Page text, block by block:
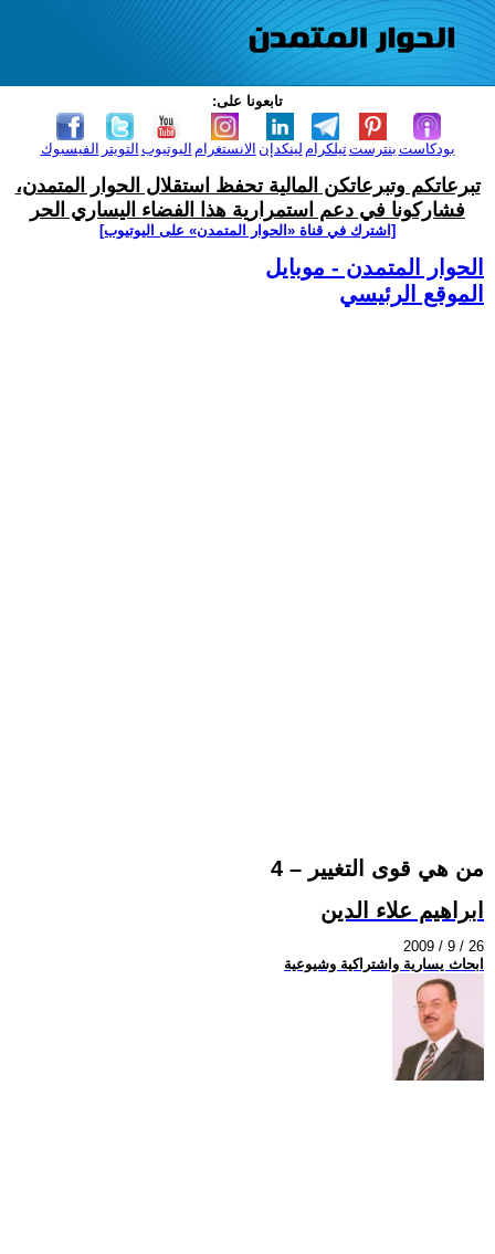
تابعونا على:
الفيسبوك التويتر اليوتيوب الانستغرام لينكدإن تيلكرامبنترست بودكاست
تبرعاتكم وتبرعاتكن المالية تحفظ استقلال الحوار المتمدن،
فشاركونا في دعم استمرارية هذا الفضاء اليساري الحر
[اشترك في قناة ‫«الحوار المتمدن» على اليوتيوب]
الحوار المتمدن - موبايل
الموقع الرئيسي
من هي قوى التغيير – 4
ابراهيم علاء الدين
2009 / 9 / 26
ابحاث يسارية واشتراكية وشيوعية